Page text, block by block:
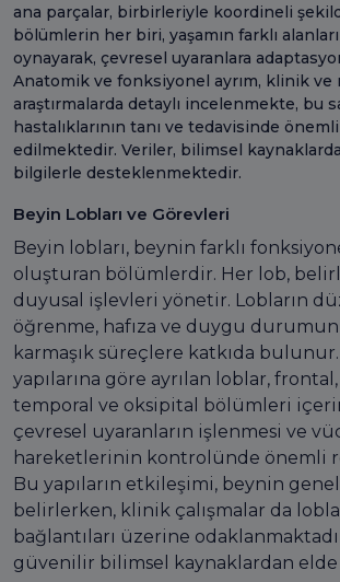
ana parçalar, birbirleriyle koordineli
bölümlerin her biri, yaşamın farklı
oynayarak, çevresel uyaranlara
Anatomik ve fonksiyonel ayrım, klinik ve
araştırmalarda detaylı incelenmekte, bu
hastalıklarının tanı ve tedavisinde
edilmektedir. Veriler, bilimsel
bilgilerle desteklenmektedir.
Beyin Lobları ve Görevleri
Beyin lobları, beynin farklı
oluşturan bölümlerdir. Her lob,
duyusal işlevleri yönetir. Lobların
öğrenme, hafıza ve duygu
karmaşık süreçlere katkıda
yapılarına göre ayrılan loblar,
temporal ve oksipital bölümleri
çevresel uyaranların işlenmesi ve
hareketlerinin kontrolünde önemli
Bu yapıların etkileşimi, beynin genel
belirlerken, klinik çalışmalar da
bağlantıları üzerine
güvenilir bilimsel kaynaklardan